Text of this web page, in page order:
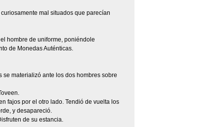
mal situados que parecían
hombre de uniforme, poniéndole
de Monedas Auténticas.
materializó ante los dos hombres sobre
fajos por el otro lado. Tendió de vuelta los
y desapareció.
de su estancia.